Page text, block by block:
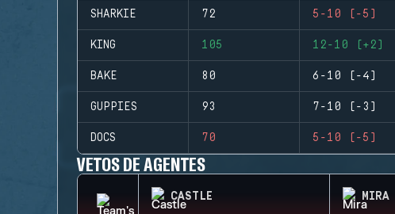
SHARKIE 72 5-10 (-5)
KING 105 12-10 (+2)
BAKE 80 6-10 (-4)
GUPPIES 93 7-10 (-3)
DOCS 70 5-10 (-5)
VETOS DE AGENTES
CASTLE MIRA